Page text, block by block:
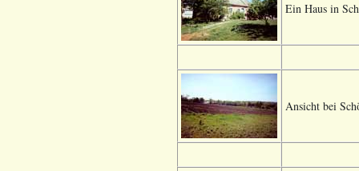
Ein Haus in
Ansicht bei